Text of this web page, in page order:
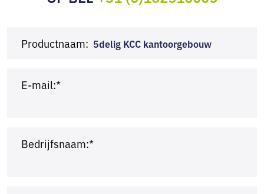
Productnaam: 5delig KCC kantoorgebouw
E-mail:*
Bedrijfsnaam:*